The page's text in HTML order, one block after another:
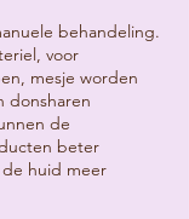
behandeling.
voor
mesje worden
donsharen
de
beter
huid meer